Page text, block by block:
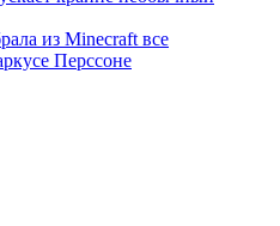
из Minecraft все
Перссоне